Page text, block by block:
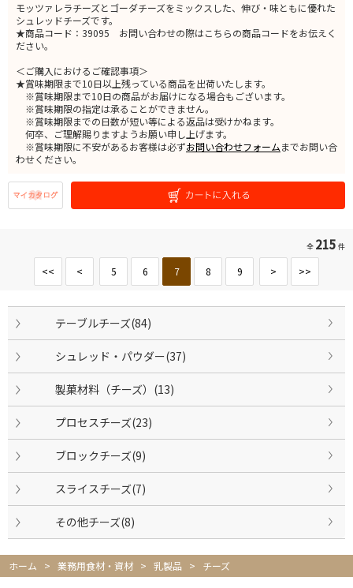
モッツァレラチーズとゴーダチーズをミックスした、伸び・味ともに優れた
シュレッドチーズです。
★商品コード：39095 お問い合わせの際はこちらの商品コードをお伝えく
ださい。
＜ご購入におけるご確認事項＞
★賞味期限まで10日以上残っている商品を出荷いたします。
※賞味期限まで10日の商品がお届けになる場合もございます。
※賞味期限の指定は承ることができません。
※賞味期限までの日数が短い等による返品は受けかねます。
何卒、ご理解賜りますようお願い申し上げます。
※賞味期限に不安があるお客様は必ずお問い合わせフォームまでお問い合
わせください。
全 215 件
<< < 5 6 7 8 9 > >>
テーブルチーズ(84)
シュレッド・パウダー(37)
製菓材料（チーズ）(13)
プロセスチーズ(23)
ブロックチーズ(9)
スライスチーズ(7)
その他チーズ(8)
ホーム > 業務用食材・資材 > 乳製品 > チーズ